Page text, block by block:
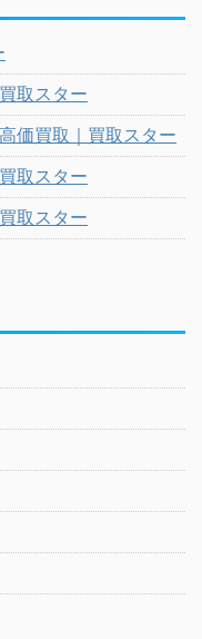
取スター
価買取｜買取スター
取スター
取スター